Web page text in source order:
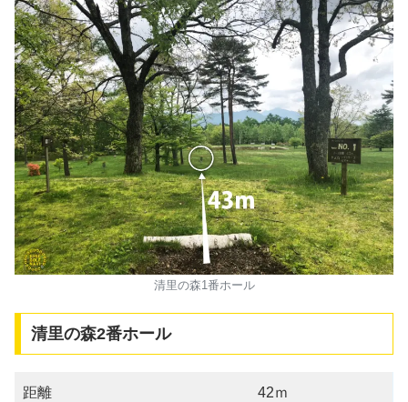
清里の森1番ホール
清里の森2番ホール
距離 42ｍ